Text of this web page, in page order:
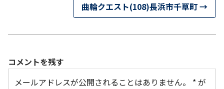
曲輪クエスト(108)長浜市千草町→
コメントを残す
メールアドレスが公開されることはありません。
*が